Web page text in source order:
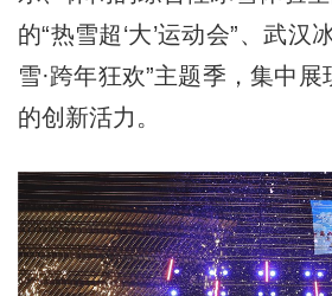
的“热雪超‘大’运动会”、武汉
雪·跨年狂欢”主题季，集中
的创新活力。